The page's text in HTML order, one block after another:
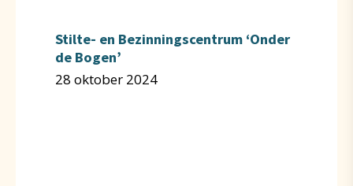
Stilte- en Bezinningscentrum ‘Onder
de Bogen’
28 oktober 2024